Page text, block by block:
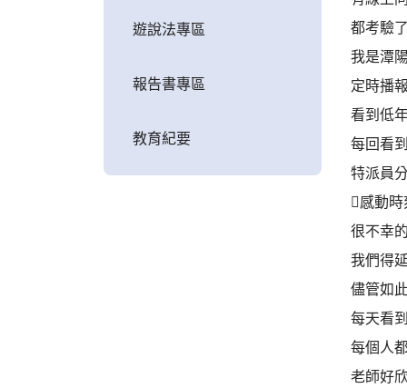
遊說法專區
報告書專區
教育紀要
都考驗
我是潭
定時播
看到低
每回看
特派員
感動時
很不幸
我們得
儘管如
每天看
每個人
老師好